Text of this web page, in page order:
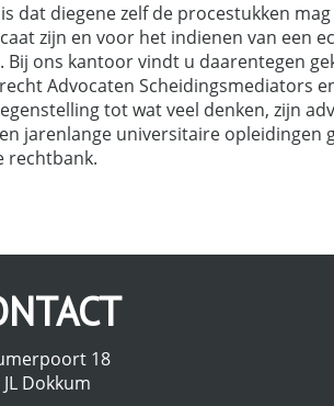
dat diegene zelf de procestukken
zijn en voor het indienen van een
ons kantoor vindt u daarentegen
Advocaten Scheidingsmediators
tot wat veel denken, zijn
jarenlange universitaire opleidingen
rechtbank.
18
Dokkum